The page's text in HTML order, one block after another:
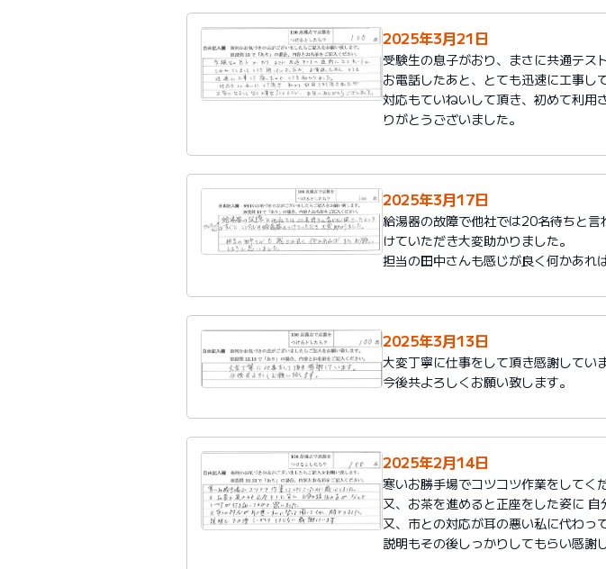
2025年3月21日
受験生の息子がおり、まさに共通テス
お電話したあと、とても迅速に工事し
対応もていねいして頂き、初めて利用
りがとうございました。
2025年3月17日
給湯器の故障で他社では20名待ちと
けていただき大変助かりました。
担当の田中さんも感じが良く何かあれ
2025年3月13日
大変丁寧に仕事をして頂き感謝してい
今後共よろしくお願い致します。
2025年2月14日
寒いお勝手場でコツコツ作業をしてく
又、お茶を進めると正座をした姿に
又、市との対応が耳の悪い私に代わっ
説明もその後しっかりしてもらい感謝